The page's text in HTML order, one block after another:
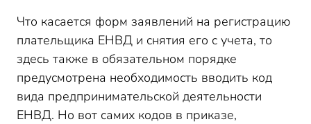
Что касается форм заявлений на регистрацию
плательщика ЕНВД и снятия его с учета, то
здесь также в обязательном порядке
предусмотрена необходимость вводить код
вида предпринимательской деятельности
ЕНВД. Но вот самих кодов в приказе,